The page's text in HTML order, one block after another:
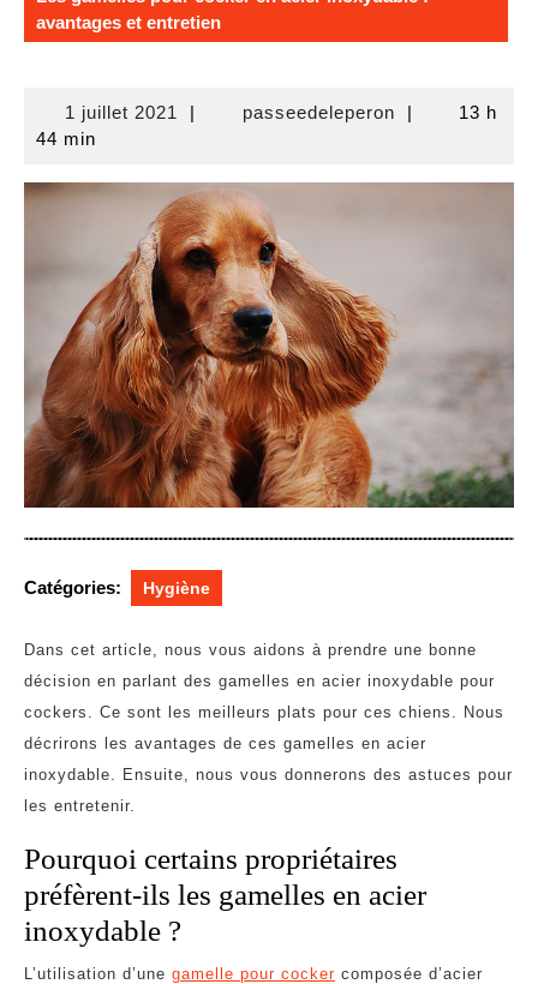
avantages et entretien
1 juillet 2021 | passeedeleperon |
13 h
44 min
Catégories: Hygiène
Dans cet article, nous vous aidons à prendre une bonne
décision en parlant des gamelles en acier inoxydable pour
cockers. Ce sont les meilleurs plats pour ces chiens. Nous
décrirons les avantages de ces gamelles en acier
inoxydable. Ensuite, nous vous donnerons des astuces pour
les entretenir.
Pourquoi certains propriétaires
préfèrent-ils les gamelles en acier
inoxydable ?
L’utilisation d’une gamelle pour cocker composée d’acier